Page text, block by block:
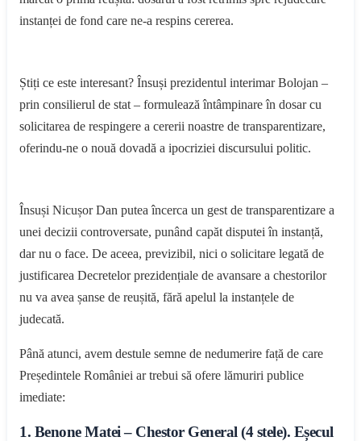
instanței de fond care ne-a respins cererea.
Știți ce este interesant? Însuși prezidentul interimar Bolojan –
prin consilierul de stat – formulează întâmpinare în dosar cu
solicitarea de respingere a cererii noastre de transparentizare,
oferindu-ne o nouă dovadă a ipocriziei discursului politic.
Însuși Nicușor Dan putea încerca un gest de transparentizare a
unei decizii controversate, punând capăt disputei în instanță,
dar nu o face. De aceea, previzibil, nici o solicitare legată de
justificarea Decretelor prezidențiale de avansare a chestorilor
nu va avea șanse de reușită, fără apelul la instanțele de
judecată.
Până atunci, avem destule semne de nedumerire față de care
Președintele României ar trebui să ofere lămuriri publice
imediate:
1. Benone Matei – Chestor General (4 stele). Eșecul